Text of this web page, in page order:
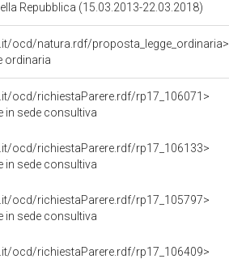
Repubblica (15.03.2013-22.03.2018)
ocd/natura.rdf/proposta_legge_ordinaria>
ordinaria
ocd/richiestaParere.rdf/rp17_106071>
in sede consultiva
ocd/richiestaParere.rdf/rp17_106133>
in sede consultiva
ocd/richiestaParere.rdf/rp17_105797>
in sede consultiva
ocd/richiestaParere.rdf/rp17_106409>